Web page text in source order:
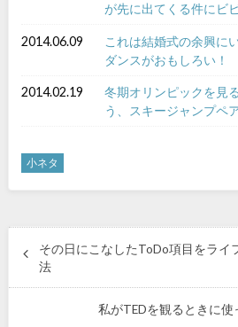
が先に出てくる件にビ
2014.06.09
これは結婚式の余興に
ダンスがおもしろい！
2014.02.19
冬期オリンピックを見
う、スキージャンプペ
小ネタ
その日にこなしたToDo項目をライ
法
私がTEDを観るときに